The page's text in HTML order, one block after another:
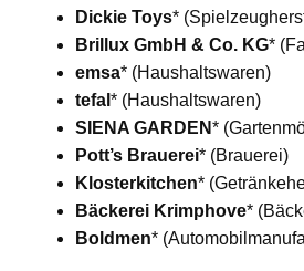
Dickie Toys*
Brillux GmbH & Co. KG*
emsa* (Haushaltswaren)
tefal * (Haushaltswaren)
SIENA GARDEN*
Pott’s Brauerei* (Brauerei)
Klosterkitchen*
Bäckerei Krimphove*
Boldmen*